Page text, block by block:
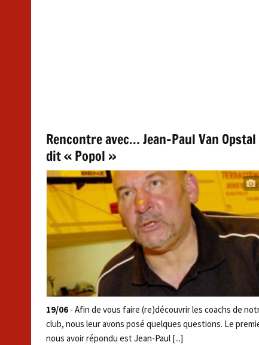
Rencontre avec… Jean-Paul Van Opstal
dit « Popol »
19/06 - Afin de vous faire (re)découvrir les coachs de
club, nous leur avons posé quelques questions. Le
nous avoir répondu est Jean-Paul [...]